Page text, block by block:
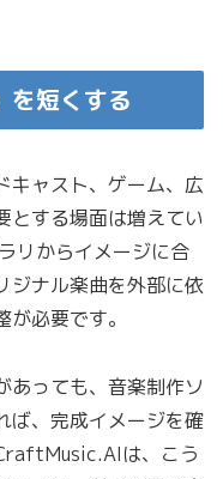
を短くする
キャスト、ゲーム、広
とする場面は増えてい
リからイメージに合
ジナル楽曲を外部に依
必要です。
あっても、音楽制作ソ
ば、完成イメージを確
は、こう